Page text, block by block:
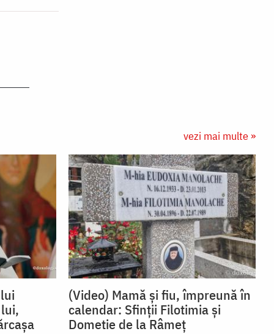
vezi mai multe »
(Video) Mamă și fiu, împreună în
calendar: Sfinții Filotimia și
Dometie de la Râmeț